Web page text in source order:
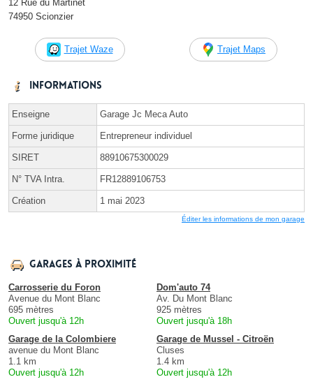
12 Rue du Martinet
74950 Scionzier
Trajet Waze Trajet Maps
Informations
Enseigne Garage Jc Meca Auto
Forme juridique Entrepreneur individuel
SIRET 88910675300029
N° TVA Intra. FR12889106753
Création 1 mai 2023
Éditer les informations de mon garage
Garages à proximité
Carrosserie du Foron
Avenue du Mont Blanc
695 mètres
Ouvert jusqu'à 12h
Dom'auto 74
Av. Du Mont Blanc
925 mètres
Ouvert jusqu'à 18h
Garage de la Colombiere
avenue du Mont Blanc
1.1 km
Ouvert jusqu'à 12h
Garage de Mussel - Citroën
Cluses
1.4 km
Ouvert jusqu'à 12h